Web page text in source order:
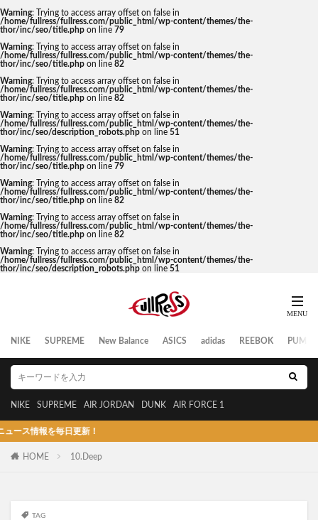
Warning: Trying to access array offset on false in
/home/fullress/fullress.com/public_html/wp-content/themes/the-
thor/inc/seo/title.php on line 79
Warning: Trying to access array offset on false in
/home/fullress/fullress.com/public_html/wp-content/themes/the-
thor/inc/seo/title.php on line 82
Warning: Trying to access array offset on false in
/home/fullress/fullress.com/public_html/wp-content/themes/the-
thor/inc/seo/title.php on line 82
Warning: Trying to access array offset on false in
/home/fullress/fullress.com/public_html/wp-content/themes/the-
thor/inc/seo/description_robots.php on line 51
Warning: Trying to access array offset on false in
/home/fullress/fullress.com/public_html/wp-content/themes/the-
thor/inc/seo/title.php on line 79
Warning: Trying to access array offset on false in
/home/fullress/fullress.com/public_html/wp-content/themes/the-
thor/inc/seo/title.php on line 82
Warning: Trying to access array offset on false in
/home/fullress/fullress.com/public_html/wp-content/themes/the-
thor/inc/seo/title.php on line 82
Warning: Trying to access array offset on false in
/home/fullress/fullress.com/public_html/wp-content/themes/the-
thor/inc/seo/description_robots.php on line 51
NIKE SUPREME New Balance ASICS adidas REEBOK PUMA
NIKE SUPREME AIR JORDAN DUNK AIR FORCE 1
情報を毎日更新！
HOME 10.Deep
TAG